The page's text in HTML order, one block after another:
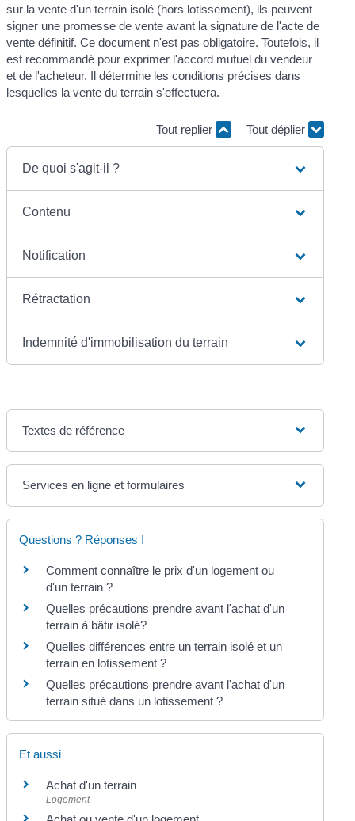
sur la vente d'un terrain isolé (hors lotissement), ils peuvent
signer une promesse de vente avant la signature de l'acte de
vente définitif. Ce document n'est pas obligatoire. Toutefois, il
est recommandé pour exprimer l'accord mutuel du vendeur
et de l'acheteur. Il détermine les conditions précises dans
lesquelles la vente du terrain s'effectuera.
Tout replier Tout déplier
De quoi s'agit-il ?
Contenu
Notification
Rétractation
Indemnité d'immobilisation du terrain
Textes de référence
Services en ligne et formulaires
Questions ? Réponses !
Comment connaître le prix d'un logement ou
d'un terrain ?
Quelles précautions prendre avant l'achat d'un
terrain à bâtir isolé?
Quelles différences entre un terrain isolé et un
terrain en lotissement ?
Quelles précautions prendre avant l'achat d'un
terrain situé dans un lotissement ?
Et aussi
Achat d'un terrain
Logement